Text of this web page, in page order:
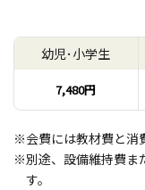
幼児･小学生
7,480円
※会費には教材費と消
※別途、設備維持費ま
す。